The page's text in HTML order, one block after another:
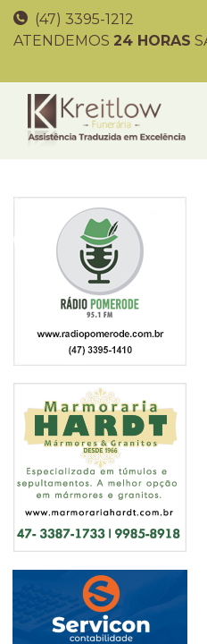
(47) 3395-1212
ATENDEMOS 24 HORAS